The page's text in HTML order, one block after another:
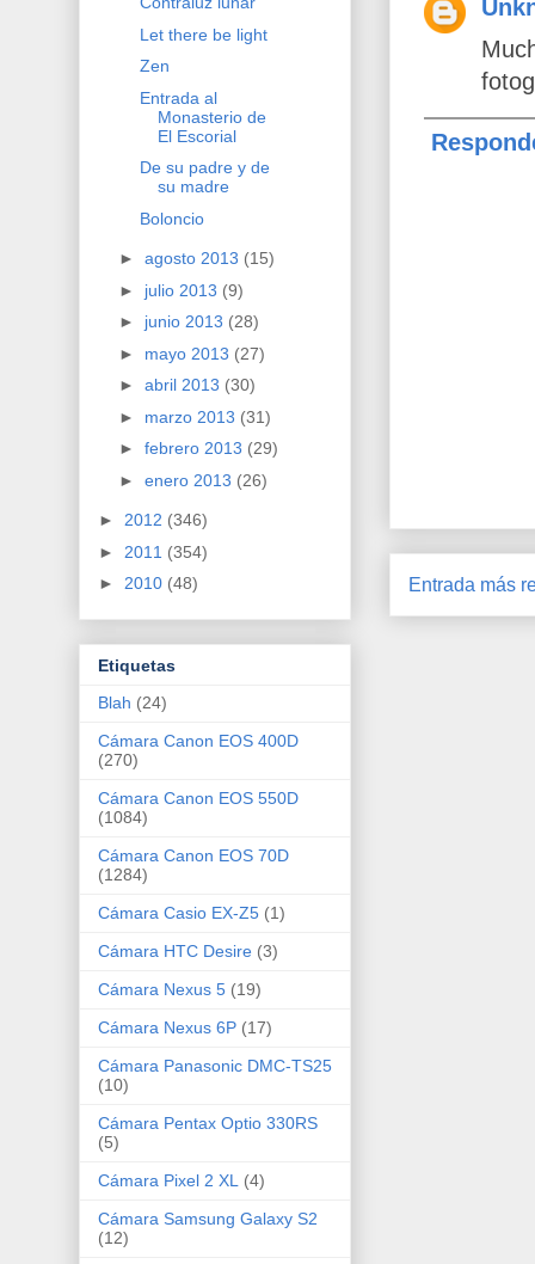
Entrada más
Let there be light
Zen
Entrada al
Monasterio de
El Escorial
De su padre y de
su madre
Boloncio
► agosto 2013 (15)
► julio 2013 (9)
► junio 2013 (28)
► mayo 2013 (27)
► abril 2013 (30)
► marzo 2013 (31)
► febrero 2013 (29)
► enero 2013 (26)
► 2012 (346)
► 2011 (354)
► 2010 (48)
Etiquetas
Blah (24)
Cámara Canon EOS 400D
(270)
Cámara Canon EOS 550D
(1084)
Cámara Canon EOS 70D
(1284)
Cámara Casio EX-Z5 (1)
Cámara HTC Desire (3)
Cámara Nexus 5 (19)
Cámara Nexus 6P (17)
Cámara Panasonic DMC-TS25
(10)
Cámara Pentax Optio 330RS
(5)
Cámara Pixel 2 XL
(4)
Cámara Samsung Galaxy S2
(12)